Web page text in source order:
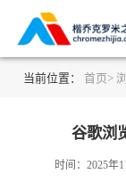
当前位置： 首页>
谷歌浏
时间：2025年